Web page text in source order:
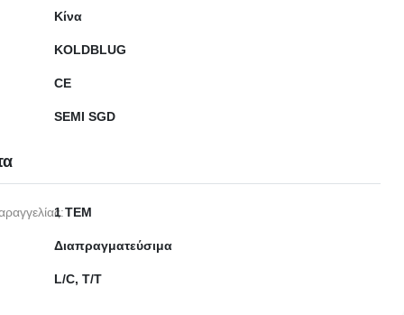
Κίνα
KOLDBLUG
CE
SEMI SGD
1 ΤΕΜ
Διαπραγματεύσιμα
L/C, T/T